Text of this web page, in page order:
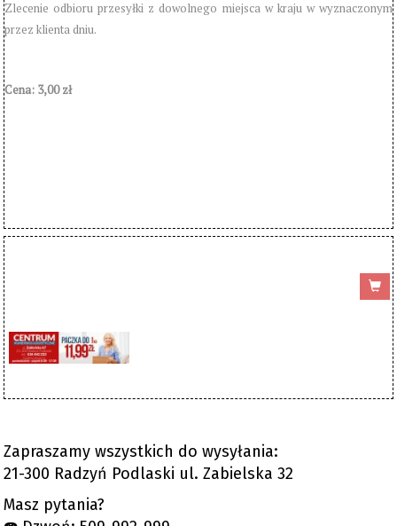
Zlecenie odbioru przesyłki z dowolnego miejsca w kraju w wyznaczonym
przez klienta dniu.
Cena: 3,00 zł
Zapraszamy wszystkich do wysyłania:
21-300 Radzyń Podlaski ul. Zabielska 32
Masz pytania?